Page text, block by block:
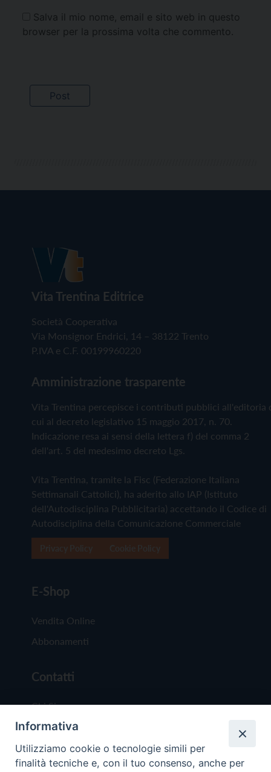
Salva il mio nome, email e sito web in questo
browser per la prossima volta che commento.
Vita Trentina Editrice
Società Cooperativa
Via Monsignor Endrici, 14 – 38122 Trento
P.IVA e C.F. 00199960220
Amministrazione trasparente
Vita Trentina percepisce i contributi pubblici all'editoria
cui al decreto legislativo 15 maggio 2017, n. 70.
Indicazione resa ai sensi della lettera f) del comma 2
dell'art. 5 del medesimo decreto Lgs.
Vita Trentina, tramite la Fisc (Federazione Italiana
Settimanali Cattolici), ha aderito allo IAP (Istituto
dell'Autodisciplina Pubblicitaria) accettando il Codice di
Autodisciplina della Comunicazione Commerciale
E-Shop
Vendita Online
Abbonamenti
Contatti
Chi Siamo
Redazione
Scrivici
Informativa
Utilizziamo cookie o tecnologie simili per
finalità tecniche e, con il tuo consenso, anche per